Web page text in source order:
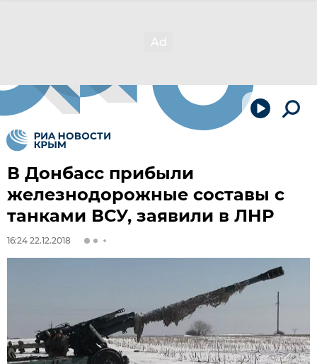
В Донбасс прибыли
железнодорожные составы с
танками ВСУ, заявили в ЛНР
16:24 22.12.2018